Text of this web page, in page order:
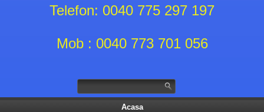
Telefon: 0040 775 297 197
Mob : 0040 773 701 056
Acasa